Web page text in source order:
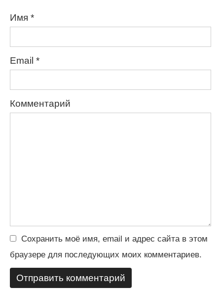
Имя *
Email *
Комментарий
Сохранить моё имя, email и адрес сайта в этом
браузере для последующих моих комментариев.